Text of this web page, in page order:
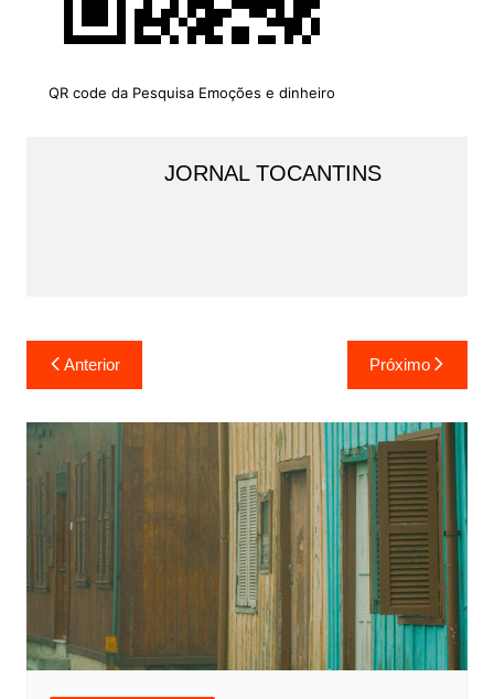
QR code da Pesquisa Emoções e dinheiro
JORNAL TOCANTINS
Navegação
de
Post
Anterior Próximo